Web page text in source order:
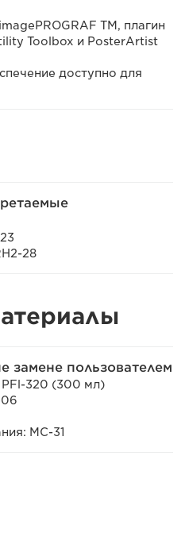
TM, плагин
Toolbox и PosterArtist
доступно для
28
замене пользователем
PFl-320 (300 мл)
MC-31